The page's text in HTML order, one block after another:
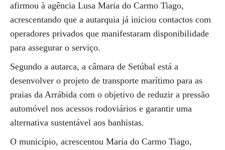
afirmou à agência Lusa Maria do Carmo Tiago,
acrescentando que a autarquia já iniciou contactos com
operadores privados que manifestaram disponibilidade
para assegurar o serviço.
Segundo a autarca, a câmara de Setúbal está a
desenvolver o projeto de transporte marítimo para as
praias da Arrábida com o objetivo de reduzir a pressão
automóvel nos acessos rodoviários e garantir uma
alternativa sustentável aos banhistas.
O município, acrescentou Maria do Carmo Tiago,